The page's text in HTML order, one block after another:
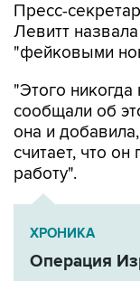
Пресс-
Левитт
"фейковыми
"Этого
сообщали об
она и
считает, что
работу".
ХРОНИКА
Операция